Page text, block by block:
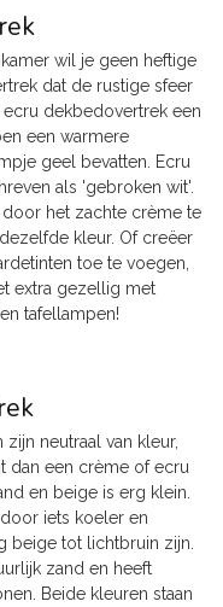
wil je geen heftige
dat de rustige sfeer
dekbedovertrek een
een warmere
geel bevatten. Ecru
als 'gebroken wit'.
door het zachte crème te
kleur. Of creëer
toe te voegen,
extra gezellig met
tafellampen!
neutraal van kleur,
dan een crème of ecru
en beige is erg klein.
iets koeler en
beige tot lichtbruin zijn.
zand en heeft
Beide kleuren staan